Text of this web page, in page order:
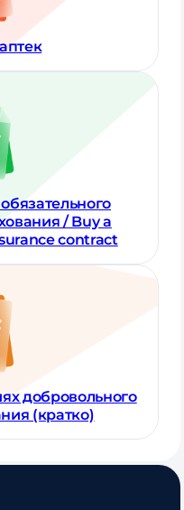
/ Buy a
contract
добровольного
(кратко)